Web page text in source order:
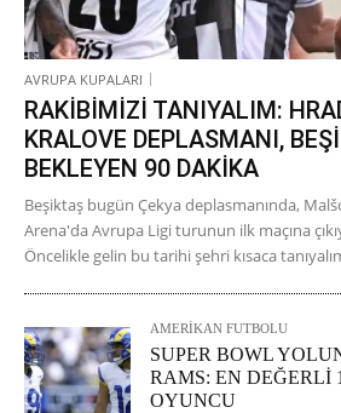
AVRUPA KUPALARI
RAKİBİMİZİ TANIYALIM:
KRALOVE DEPLASMANI,
BEKLEYEN 90 DAKİKA
Beşiktaş bugün Çekya deplasmanında,
Arena'da Avrupa Ligi turunun ilk maçına
Öncelikle gelin bu tarihi şehri kısaca
AMERİKAN FUTBOLU
SUPER BOWL
RAMS: EN DEĞERLİ
OYUNCU